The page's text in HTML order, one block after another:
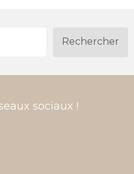
Rechercher
sociaux !